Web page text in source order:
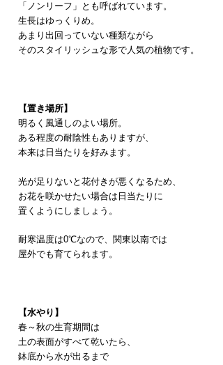
「ノンリーフ」とも呼ばれています。
生長はゆっくりめ。
あまり出回っていない種類ながら
そのスタイリッシュな形で人気の植物です。
【置き場所】
明るく風通しのよい場所。
ある程度の耐陰性もありますが、
本来は日当たりを好みます。
光が足りないと花付きが悪くなるため、
お花を咲かせたい場合は日当たりに
置くようにしましょう。
耐寒温度は0℃なので、関東以南では
屋外でも育てられます。
【水やり】
春～秋の生育期間は
土の表面がすべて乾いたら、
鉢底から水が出るまで